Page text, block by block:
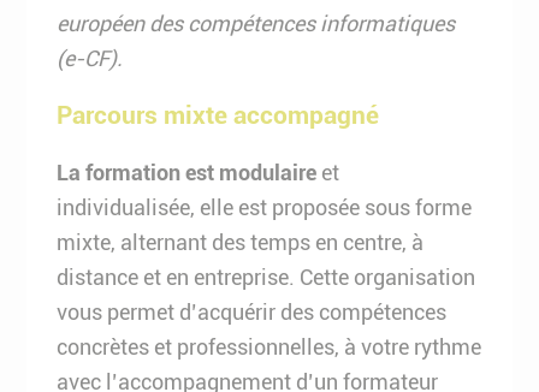
européen des compétences informatiques
(e-CF).
Parcours mixte accompagné
La formation est modulaire et
individualisée, elle est proposée sous forme
mixte, alternant des temps en centre, à
distance et en entreprise. Cette organisation
vous permet d’acquérir des compétences
concrètes et professionnelles, à votre rythme
avec l’accompagnement d’un formateur